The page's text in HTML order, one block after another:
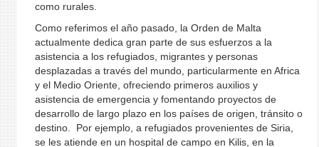
como rurales.
Como referimos el año pasado, la Orden de Malta
actualmente dedica gran parte de sus esfuerzos a la
asistencia a los refugiados, migrantes y personas
desplazadas a través del mundo, particularmente en Africa
y el Medio Oriente, ofreciendo primeros auxilios y
asistencia de emergencia y fomentando proyectos de
desarrollo de largo plazo en los países de origen, tránsito o
destino. Por ejemplo, a refugiados provenientes de Siria,
se les atiende en un hospital de campo en Kilis, en la